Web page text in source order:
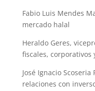
Fabio Luis Mendes
mercado halal
Heraldo Geres,
fiscales, corporativos
José Ignacio
relaciones con